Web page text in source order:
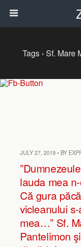
Tags › Sf.
JULY 27, 2019 • BY
lauda mea
Că gura
vicleanului
mea…” Sf.
Pantelimon